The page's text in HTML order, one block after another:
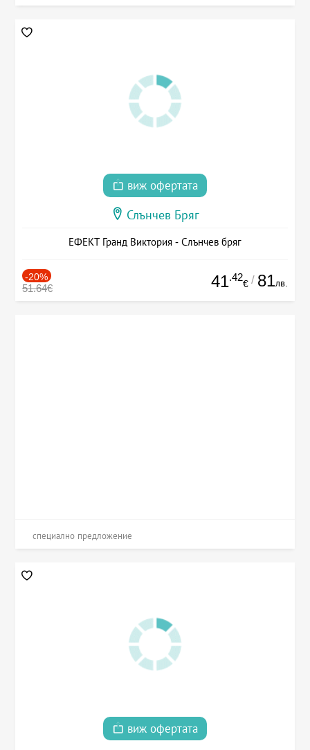
виж офертата
Слънчев Бряг
ЕФЕКТ Гранд Виктория - Слънчев бряг
-20%
51.64€ 41.42
€ / 81лв.
специално предложение
виж офертата